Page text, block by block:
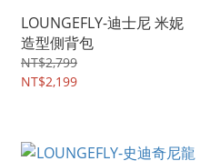
LOUNGEFLY-迪士尼 米妮
造型側背包
NT$2,799
NT$2,199